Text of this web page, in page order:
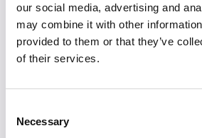
our social media, advertising and
may combine it with other
provided to them or that they’ve
of their services.
Selection
Necessary